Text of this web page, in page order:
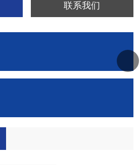
联系我们